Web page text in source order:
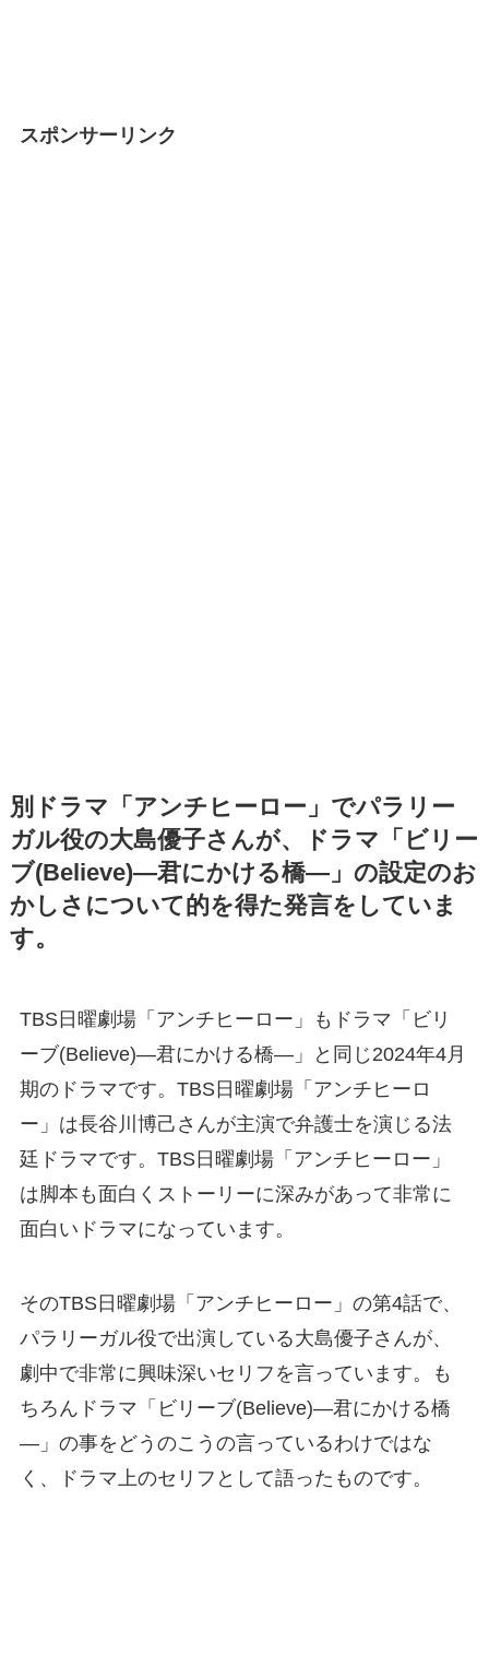
スポンサーリンク
別ドラマ「アンチヒーロー」でパラリー
ガル役の大島優子さんが、ドラマ「ビリー
ブ(Believe)―君にかける橋―」の設定のお
かしさについて的を得た発言をしていま
す。
TBS日曜劇場「アンチヒーロー」もドラマ「ビリ
ーブ(Believe)―君にかける橋―」と同じ2024年4月
期のドラマです。TBS日曜劇場「アンチヒーロ
ー」は長谷川博己さんが主演で弁護士を演じる法
廷ドラマです。TBS日曜劇場「アンチヒーロー」
は脚本も面白くストーリーに深みがあって非常に
面白いドラマになっています。
そのTBS日曜劇場「アンチヒーロー」の第4話で、
パラリーガル役で出演している大島優子さんが、
劇中で非常に興味深いセリフを言っています。も
ちろんドラマ「ビリーブ(Believe)―君にかける橋
―」の事をどうのこうの言っているわけではな
く、ドラマ上のセリフとして語ったものです。